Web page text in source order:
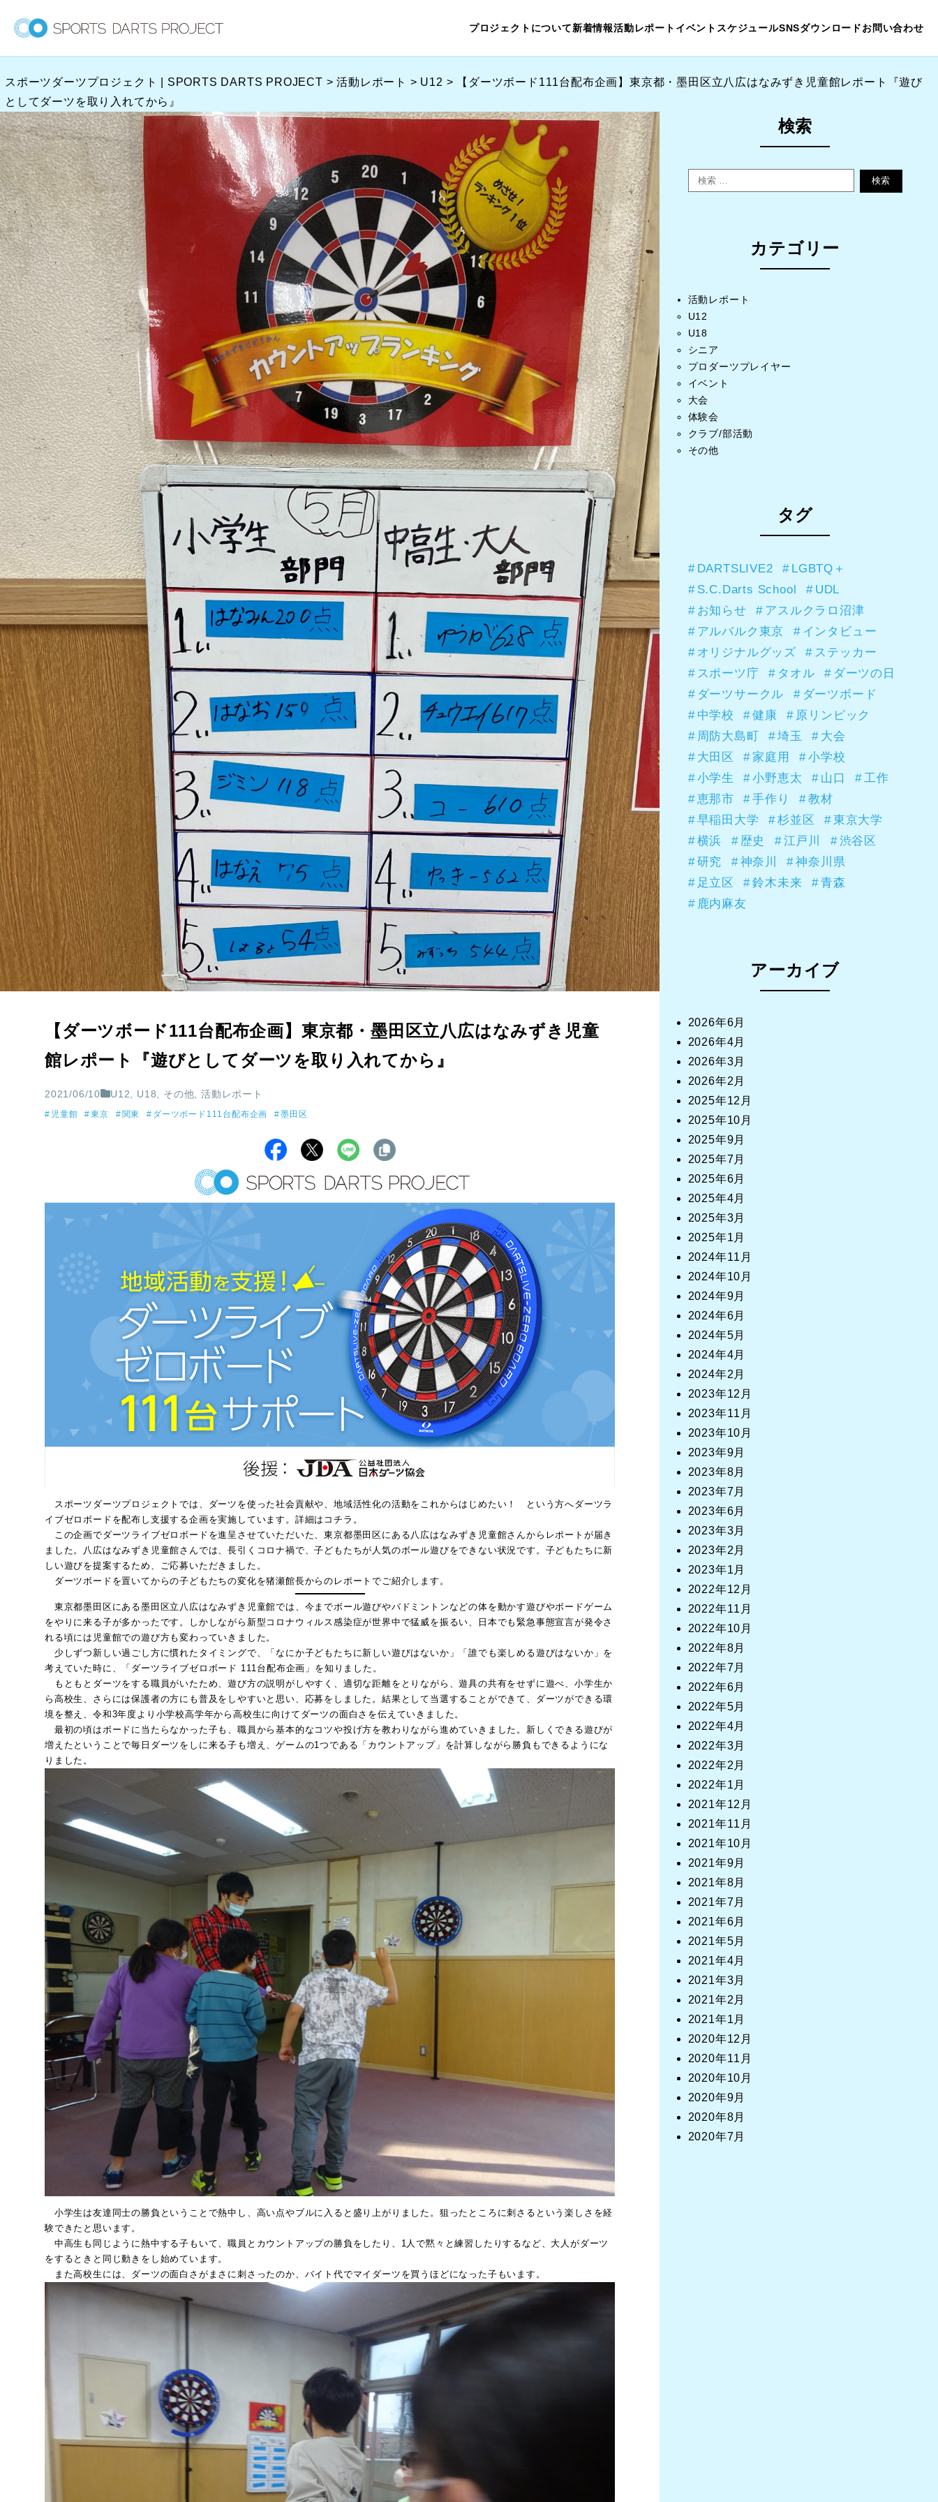
キ
ッ
プ
プロジェクトについて新着情報活動レポート イベントスケジュールSNSダウンロードお問い合わせ
スポーツダーツプロジェクト | SPORTS DARTS PROJECT >活動レポート > U12 >
【ダーツボード111台配布企画】東京都・墨田区立八広はなみずき児童館レポート『遊び
としてダーツを取り入れてから』
【ダーツボード111台配布企画】東京都・墨田区立八広はなみずき児童
館レポート『遊びとしてダーツを取り入れてから』
2021/06/10 U12 U18 その他 ,活動レポート
児童館 東京 関東 ダーツボード111台配布企画 墨田区
スポーツダーツプロジェクトでは、ダーツを使った社会貢献や、地域活性化の活動をこれからはじめたい！ という方へダーツラ
イブゼロボードを配布し支援する企画を実施しています。詳細は コチラ 。
この企画でダーツライブゼロボードを進呈させていただいた、東京都墨田区にある八広はなみずき児童館さんからレポートが届き
ました。八広はなみずき児童館さんでは、長引くコロナ禍で、子どもたちが人気のボール遊びをできない状況です。子どもたちに新
しい遊びを提案するため、ご応募いただきました。
ダーツボードを置いてからの子どもたちの変化を猪瀬館長からのレポートでご紹介します。
東京都墨田区にある墨田区立八広はなみずき児童館では、今までボール遊びやバドミントンなどの体を動かす遊びやボードゲーム
をやりに来る子が多かったです。しかしながら新型コロナウィルス感染症が世界中で猛威を振るい、日本でも緊急事態宣言が発令さ
れる頃には児童館での遊び方も変わっていきました。
少しずつ新しい過ごし方に慣れたタイミングで、「なにか子どもたちに新しい遊びはないか」「誰でも楽しめる遊びはないか」を
考えていた時に、「ダーツライブゼロボード 111台配布企画」を知りました。
もともとダーツをする職員がいたため、遊び方の説明がしやすく、適切な距離をとりながら、遊具の共有をせずに遊べ、小学生か
ら高校生、さらには保護者の方にも普及をしやすいと思い、応募をしました。結果として当選することができて、ダーツができる環
境を整え、令和3年度より小学校高学年から高校生に向けてダーツの面白さを伝えていきました。
最初の頃はボードに当たらなかった子も、職員から基本的なコツや投げ方を教わりながら進めていきました。新しくできる遊びが
増えたということで毎日ダーツをしに来る子も増え、ゲームの1つである「カウントアップ」を計算しながら勝負もできるようにな
りました。
小学生は友達同士の勝負ということで熱中し、高い点やブルに入ると盛り上がりました。狙ったところに刺さるという楽しさを経
験できたと思います。
中高生も同じように熱中する子もいて、職員とカウントアップの勝負をしたり、1人で黙々と練習したりするなど、大人がダーツ
をするときと同じ動きをし始めています。
また高校生には、ダーツの面白さがまさに刺さったのか、バイト代でマイダーツを買うほどになった子もいます。
検索
検索
カテゴリー
活動レポート
U12
U18
シニア
プロダーツプレイヤー
イベント
大会
体験会
クラブ/部活動
その他
タグ
DARTSLIVE2
LGBTQ＋
S.C.Darts School
UDL
お知らせ
アスルクラロ沼津
アルバルク東京
インタビュー
オリジナルグッズ
ステッカー
スポーツ庁
タオル
ダーツの日
ダーツサークル
ダーツボード
中学校
健康
原リンピック
周防大島町
埼玉
大会
大田区
家庭用
小学校
小学生
小野恵太 山口
工作
恵那市
手作り
教材
早稲田大学
杉並区
東京大学
横浜
歴史 江戸川
渋谷区
研究
神奈川
神奈川県
足立区
鈴木未来
青森
鹿内麻友
アーカイブ
2026年6月
2026年4月
2026年3月
2026年2月
2025年12月
2025年10月
2025年9月
2025年7月
2025年6月
2025年4月
2025年3月
2025年1月
2024年11月
2024年10月
2024年9月
2024年6月
2024年5月
2024年4月
2024年2月
2023年12月
2023年11月
2023年10月
2023年9月
2023年8月
2023年7月
2023年6月
2023年3月
2023年2月
2023年1月
2022年12月
2022年11月
2022年10月
2022年8月
2022年7月
2022年6月
2022年5月
2022年4月
2022年3月
2022年2月
2022年1月
2021年12月
2021年11月
2021年10月
2021年9月
2021年8月
2021年7月
2021年6月
2021年5月
2021年4月
2021年3月
2021年2月
2021年1月
2020年12月
2020年11月
2020年10月
2020年9月
2020年8月
2020年7月